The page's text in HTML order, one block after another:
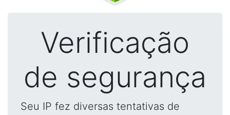
Verificação
de segurança
Seu IP fez diversas tentativas de